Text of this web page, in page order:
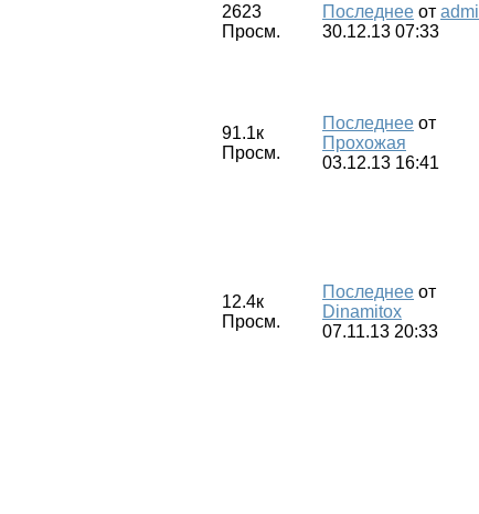
2623
Просм.
Последнее от
30.12.13 07:33
91.1к
Просм.
Последнее от
Прохожая
03.12.13 16:41
12.4к
Просм.
Последнее от
Dinamitox
07.11.13 20:33